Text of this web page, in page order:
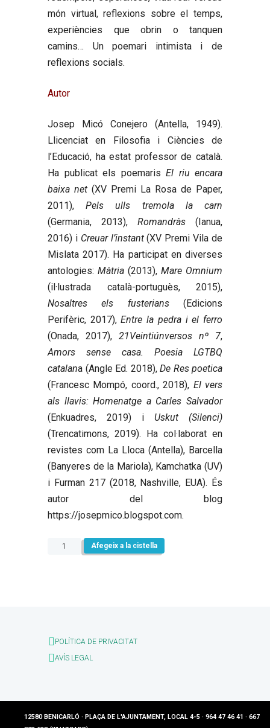
món virtual, reflexions sobre el temps,
experiències que obrin o tanquen
camins… Un poemari intimista i de
reflexions socials.
Autor
Josep Micó Conejero (Antella, 1949).
Llicenciat en Filosofia i Ciències de
l’Educació, ha estat professor de català.
Ha publicat els poemaris El riu encara
baixa net (XV Premi La Rosa de Paper,
2011),Pels ulls tremola la carn
(Germania, 2013), Romandràs (Ianua,
2016) i Creuar l’instant(XV Premi Vila de
Mislata 2017). Ha participat en diverses
antologies: Màtria (2013), Mare Omnium
(il·lustrada català-portuguès, 2015),
Nosaltres els fusterians(Edicions
Perifèric, 2017),Entre la pedra i el ferro
(Onada, 2017), 21Veintiúnversos nº 7,
Amors sense casa. Poesia LGTBQ
catalana (Angle Ed. 2018), De Res poetica
(Francesc Mompó, coord., 2018), El vers
als llavis: Homenatge a Carles Salvador
(Enkuadres, 2019) i Uskut (Silenci)
(Trencatimons, 2019). Ha col·laborat en
revistes com La Lloca (Antella), Barcella
(Banyeres de la Mariola), Kamchatka (UV)
i Furman 217 (2018, Nashville, EUA). És
autor del blog
https://josepmico.blogspot.com.
quantitat
Afegeix a la cistella
POLÍTICA DE PRIVACITAT
AVÍS LEGAL
12580 BENICARLÓ · PLAÇA DE L'AJUNTAMENT, LOCAL 4-5 · 964 47 46 41 · 667